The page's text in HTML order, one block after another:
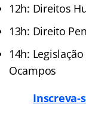
12h: Direitos
13h: Direito
14h:
Ocampos